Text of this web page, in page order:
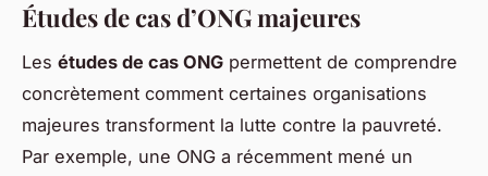
Études de cas d’ONG majeures
Les études de cas ONG permettent de comprendre
concrètement comment certaines organisations
majeures transforment la lutte contre la pauvreté.
Par exemple, une ONG a récemment mené un